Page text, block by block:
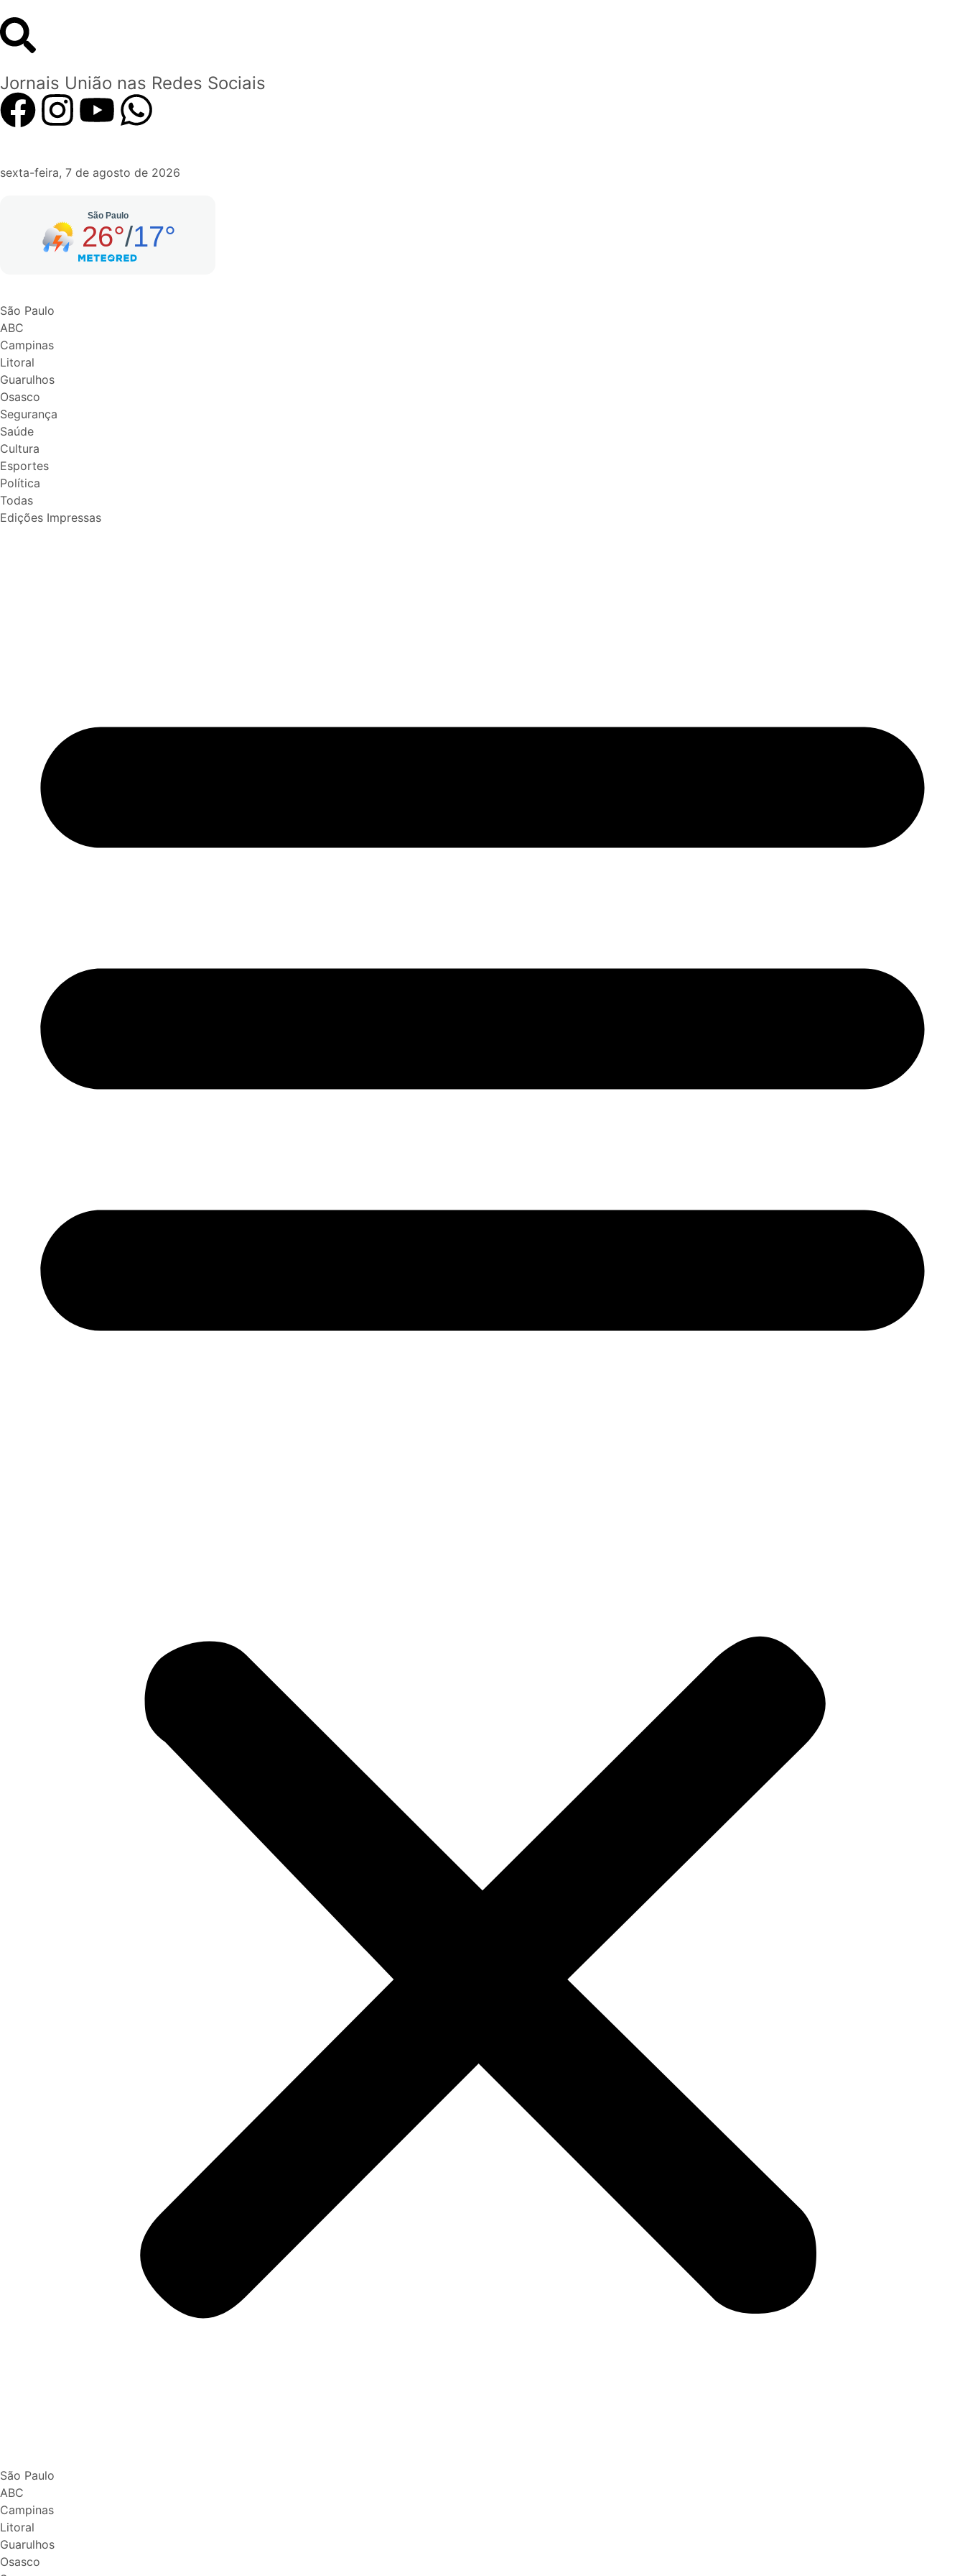
Jornais União nas Redes Sociais
sexta-feira, 7 de agosto de 2026
São Paulo
ABC
Campinas
Litoral
Guarulhos
Osasco
Segurança
Saúde
Cultura
Esportes
Política
Todas
Edições Impressas
São Paulo
ABC
Campinas
Litoral
Guarulhos
Osasco